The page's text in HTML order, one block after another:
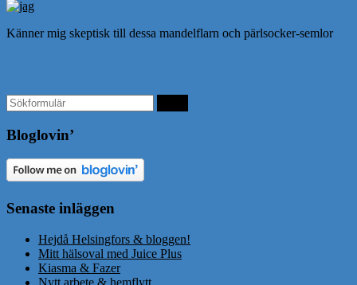
Känner mig skeptisk till dessa mandelflarn och pärlsocker-semlor
Bloglovin’
Senaste inläggen
Hejdå Helsingfors & bloggen!
Mitt hälsoval med Juice Plus
Kiasma & Fazer
Nytt arbete & hemflytt